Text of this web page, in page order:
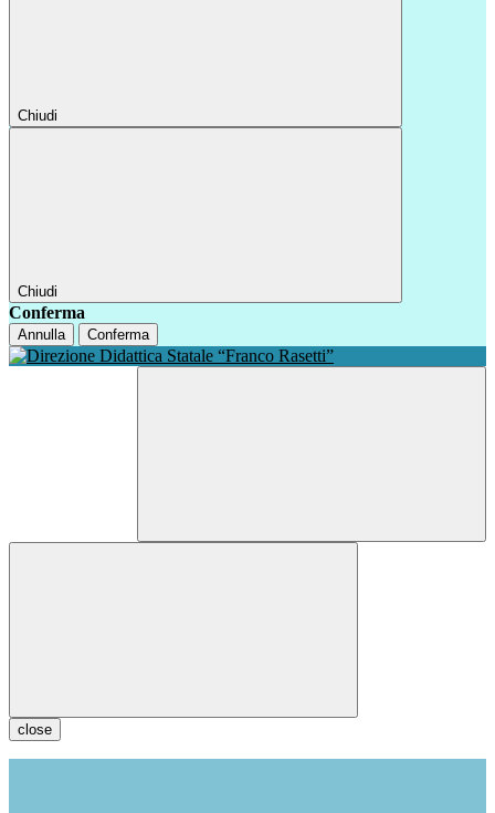
Chiudi
Chiudi
Conferma
Annulla Conferma
close